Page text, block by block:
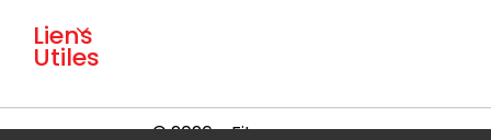
Liens
Utiles
© 2026 - Fitec energy